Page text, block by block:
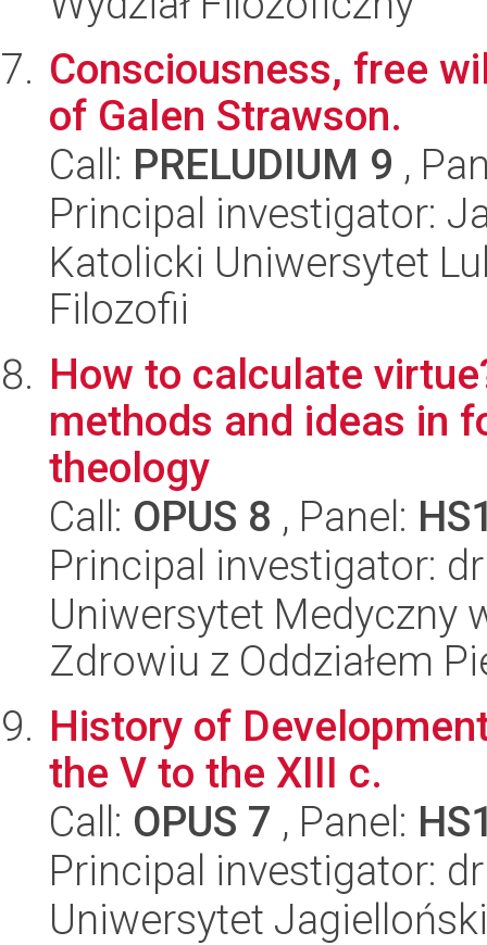
Consciousness, free
of Galen Strawson.
Call: PRELUDIUM 9 ,
Principal investigator:
Katolicki Uniwersytet
Filozofii
How to calculate
methods and ideas in
theology
Call: OPUS 8 , Panel:
Principal investigator:
Uniwersytet Medyczny
Zdrowiu z Oddziałem
History of
the V to the XIII c.
Call: OPUS 7 , Panel:
Principal investigator:
Uniwersytet